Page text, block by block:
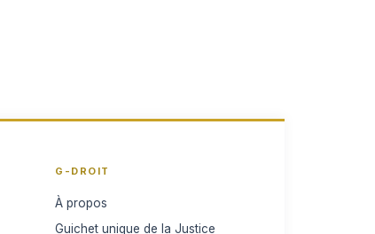
G-DROIT
À propos
Guichet unique de la Justice